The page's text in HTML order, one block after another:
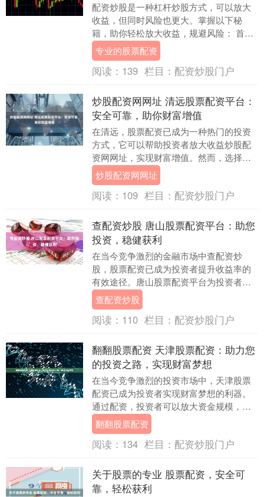
配资炒股是一种杠杆炒股方式，可以放大
收益，但同时风险也更大。掌握以下秘
籍，助你轻松放大收益，规避风险： 首
先，经验丰富的股票配资平台通常有更为
完善的风控体系。投....
专业的股票配资
阅读： 139 栏目： 配资炒股门户
炒股配资网网址 清远股票配资平台：
安全可靠，助你财富增值
在清远，股票配资已成为一种热门的投资
方式，它可以帮助投资者放大收益炒股配
资网网址，实现财富增值。然而，选择一
个安全可靠的配资平台至关重要。 * **安全
可靠：*....
炒股配资网网址
阅读： 109 栏目： 配资炒股门户
查配资炒股 唐山股票配资平台：助您
投资，稳健获利
在当今竞争激烈的金融市场中查配资炒
股，股票配资已成为投资者提升收益率的
有效途径。唐山股票配资平台为投资者提
供专业、安全的配资服务，助您在投资道
路上稳健获利。 *....
查配资炒股
阅读： 110 栏目： 配资炒股门户
翻翻股票配资 天津股票配资：助力您
的投资之路，实现财富梦想
在当今竞争激烈的投资市场中，天津股票
配资已成为投资者实现财富梦想的利器。
通过配资，投资者可以放大资金规模，抓
住更多投资机会，提升收益潜力。 * **持牌
经营：*....
翻翻股票配资
阅读： 134 栏目： 配资炒股门户
关于股票的专业 股票配资，安全可
靠，轻松获利